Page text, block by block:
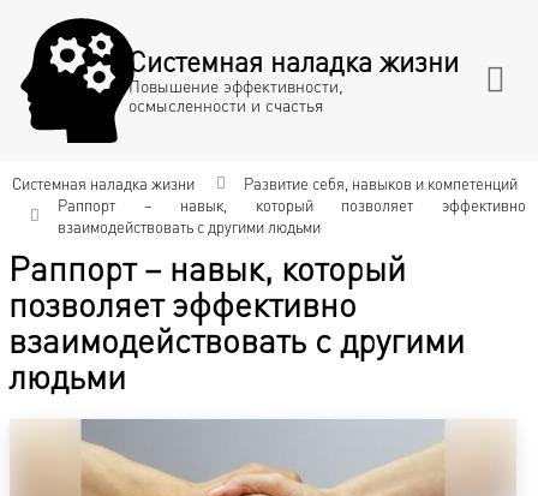
Системная наладка жизни
Повышение эффективности,
осмысленности и счастья
Системная наладка жизни
Развитие себя, навыков и компетенций
Раппорт – навык, который позволяет эффективно
взаимодействовать с другими людьми
Раппорт – навык, который
позволяет эффективно
взаимодействовать с другими
людьми